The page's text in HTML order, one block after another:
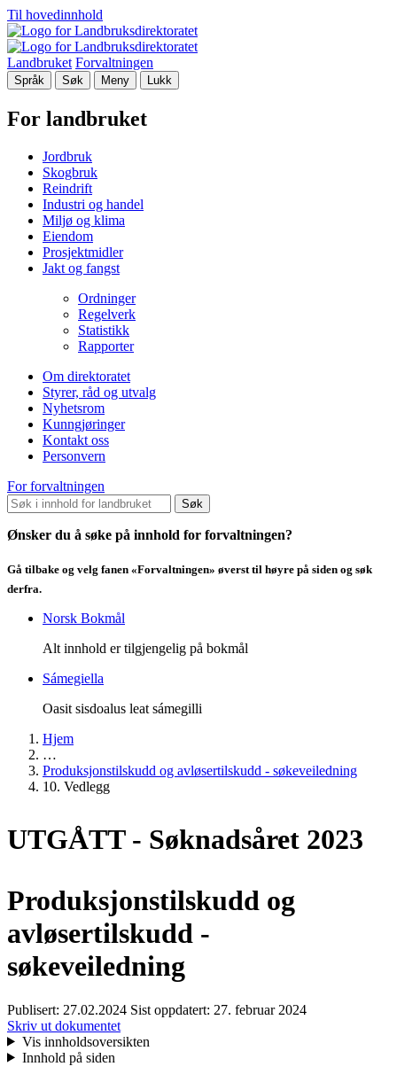
Til hovedinnhold
Landbruket Forvaltningen
Språk Søk Meny Lukk
For landbruket
Jordbruk
Skogbruk
Reindrift
Industri og handel
Miljø og klima
Eiendom
Prosjektmidler
Jakt og fangst
Ordninger
Regelverk
Statistikk
Rapporter
Om direktoratet
Styrer, råd og utvalg
Nyhetsrom
Kunngjøringer
Kontakt oss
Personvern
For forvaltningen
Søk
Ønsker du å søke på innhold for forvaltningen?
Gå tilbake og velg fanen «Forvaltningen» øverst til høyre på siden og søk
derfra.
Norsk Bokmål
Alt innhold er tilgjengelig på bokmål
Sámegiella
Oasit sisdoalus leat sámegilli
Hjem
…
Produksjonstilskudd og avløsertilskudd - søkeveiledning
10. Vedlegg
UTGÅTT - Søknadsåret 2023
Produksjonstilskudd og
avløsertilskudd -
søkeveiledning
Publisert: 27.02.2024 Sist oppdatert: 27. februar 2024
Skriv ut dokumentet
Vis innholdsoversikten
Innhold på siden